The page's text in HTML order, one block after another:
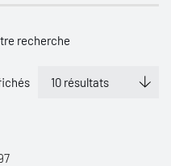
recherche